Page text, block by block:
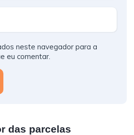
neste navegador para a
eu comentar.
das parcelas